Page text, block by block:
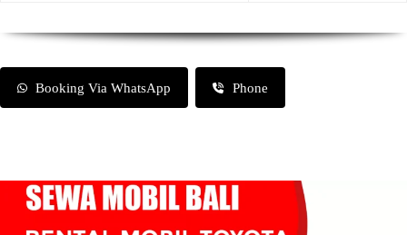
Booking Via WhatsApp Phone